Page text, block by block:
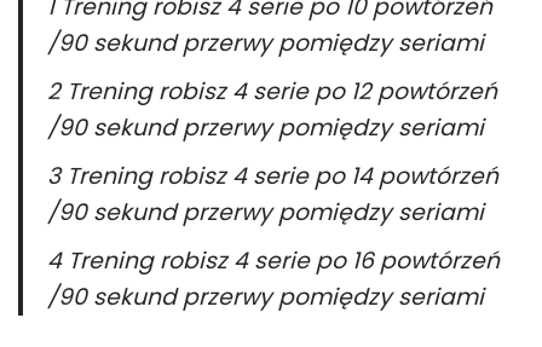
1 Trening robisz 4 serie po 10 powtórzeń
/90 sekund przerwy pomiędzy seriami
2 Trening robisz 4 serie po 12 powtórzeń
/90 sekund przerwy pomiędzy seriami
3 Trening robisz 4 serie po 14 powtórzeń
/90 sekund przerwy pomiędzy seriami
4 Trening robisz 4 serie po 16 powtórzeń
/90 sekund przerwy pomiędzy seriami